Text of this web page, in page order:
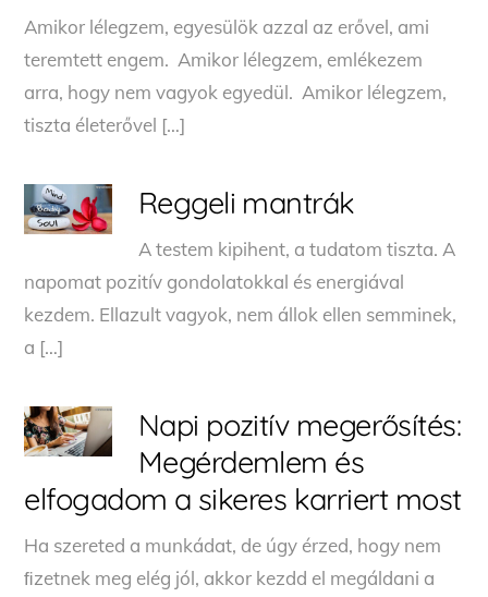
Amikor lélegzem, egyesülök azzal az erővel, ami
teremtett engem. Amikor lélegzem, emlékezem
arra, hogy nem vagyok egyedül. Amikor lélegzem,
tiszta életerővel […]
Reggeli mantrák
A testem kipihent, a tudatom tiszta. A
napomat pozitív gondolatokkal és energiával
kezdem. Ellazult vagyok, nem állok ellen semminek,
a […]
Napi pozitív megerősítés:
Megérdemlem és
elfogadom a sikeres karriert most
Ha szereted a munkádat, de úgy érzed, hogy nem
ﬁzetnek meg elég jól, akkor kezdd el megáldani a